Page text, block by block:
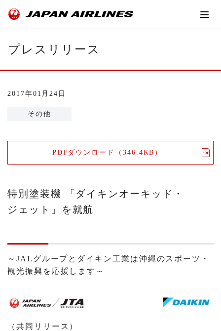
プレスリリース
2017年01月24日
その他
PDFダウンロード（346.4KB）
特別塗装機 「ダイキンオーキッド・
ジェット」を就航
～JALグループとダイキン工業は沖縄のスポーツ・
観光振興を応援します～
（共同リリース）